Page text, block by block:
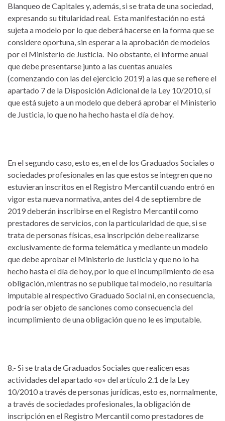
Blanqueo de Capitales y, además, si se trata de una sociedad,
expresando su titularidad real. Esta manifestación no está
sujeta a modelo por lo que deberá hacerse en la forma que se
considere oportuna, sin esperar a la aprobación de modelos
por el Ministerio de Justicia. No obstante, el informe anual
que debe presentarse junto a las cuentas anuales
(comenzando con las del ejercicio 2019) a las que se refiere el
apartado 7 de la Disposición Adicional de la Ley 10/2010, sí
que está sujeto a un modelo que deberá aprobar el Ministerio
de Justicia, lo que no ha hecho hasta el día de hoy.
En el segundo caso, esto es, en el de los Graduados Sociales o
sociedades profesionales en las que estos se integren que no
estuvieran inscritos en el Registro Mercantil cuando entró en
vigor esta nueva normativa, antes del 4 de septiembre de
2019 deberán inscribirse en el Registro Mercantil como
prestadores de servicios, con la particularidad de que, si se
trata de personas físicas, esa inscripción debe realizarse
exclusivamente de forma telemática y mediante un modelo
que debe aprobar el Ministerio de Justicia y que no lo ha
hecho hasta el día de hoy, por lo que el incumplimiento de esa
obligación, mientras no se publique tal modelo, no resultaría
imputable al respectivo Graduado Social ni, en consecuencia,
podría ser objeto de sanciones como consecuencia del
incumplimiento de una obligación que no le es imputable.
8.- Si se trata de Graduados Sociales que realicen esas
actividades del apartado «o» del artículo 2.1 de la Ley
10/2010 a través de personas jurídicas, esto es, normalmente,
a través de sociedades profesionales, la obligación de
inscripción en el Registro Mercantil como prestadores de